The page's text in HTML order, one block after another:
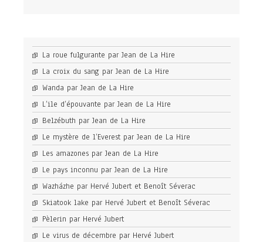
La roue fulgurante par Jean de La Hire
La croix du sang par Jean de La Hire
Wanda par Jean de La Hire
L’ile d’épouvante par Jean de La Hire
Belzébuth par Jean de La Hire
Le mystère de l’Everest par Jean de La Hire
Les amazones par Jean de La Hire
Le pays inconnu par Jean de La Hire
Wazházhe par Hervé Jubert et Benoît Séverac
Skiatook lake par Hervé Jubert et Benoît Séverac
Pèlerin par Hervé Jubert
Le virus de décembre par Hervé Jubert